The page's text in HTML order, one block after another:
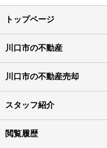
トップページ
川口市の不動産
川口市の不動産売却
スタッフ紹介
閲覧履歴